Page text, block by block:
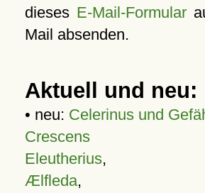
dieses E-Mail-Formular
Mail absenden.
Aktuell und neu:
• neu: Celerinus und
Crescens
Eleutherius,
Ælfleda,